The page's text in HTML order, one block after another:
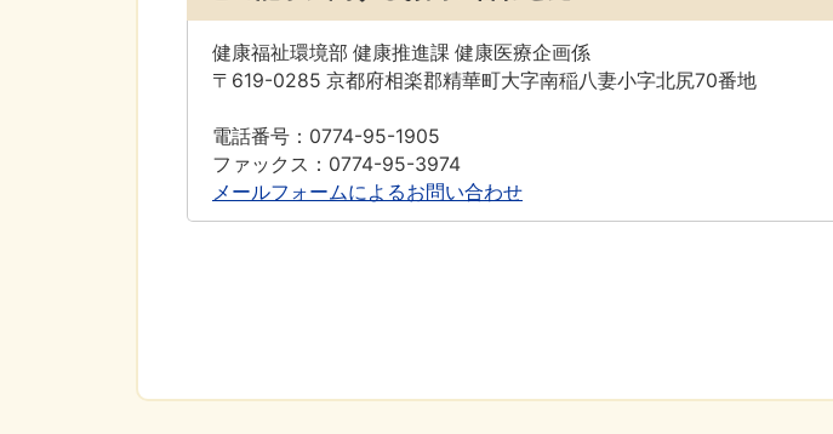
健康福祉環境部 健康推進課 健康医療企画係
〒619-0285 京都府相楽郡精華町大字南稲八妻小字北尻70番地
電話番号：0774-95-1905
ファックス：0774-95-3974
メールフォームによるお問い合わせ